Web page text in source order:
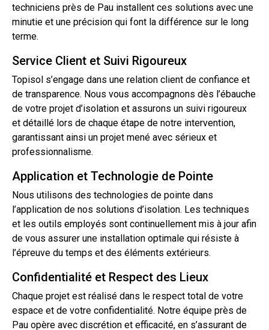
techniciens près de Pau installent ces solutions avec une
minutie et une précision qui font la différence sur le long
terme.
Service Client et Suivi Rigoureux
Topisol s’engage dans une relation client de confiance et
de transparence. Nous vous accompagnons dès l’ébauche
de votre projet d’isolation et assurons un suivi rigoureux
et détaillé lors de chaque étape de notre intervention,
garantissant ainsi un projet mené avec sérieux et
professionnalisme.
Application et Technologie de Pointe
Nous utilisons des technologies de pointe dans
l’application de nos solutions d’isolation. Les techniques
et les outils employés sont continuellement mis à jour afin
de vous assurer une installation optimale qui résiste à
l’épreuve du temps et des éléments extérieurs.
Confidentialité et Respect des Lieux
Chaque projet est réalisé dans le respect total de votre
espace et de votre confidentialité. Notre équipe près de
Pau opère avec discrétion et efficacité, en s’assurant de